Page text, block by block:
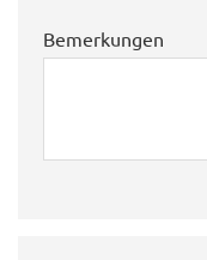
Bemerkungen